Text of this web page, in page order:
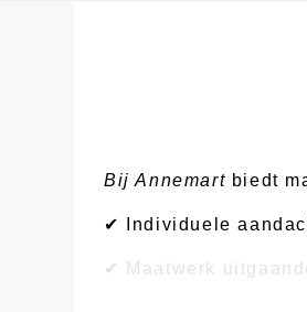
Bij Annemart biedt
✔ Individuele
✔ Maatwerk